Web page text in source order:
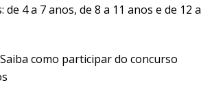
de 4 a 7 anos, de 8 a 11 anos e de 12 a
Saiba como participar do concurso